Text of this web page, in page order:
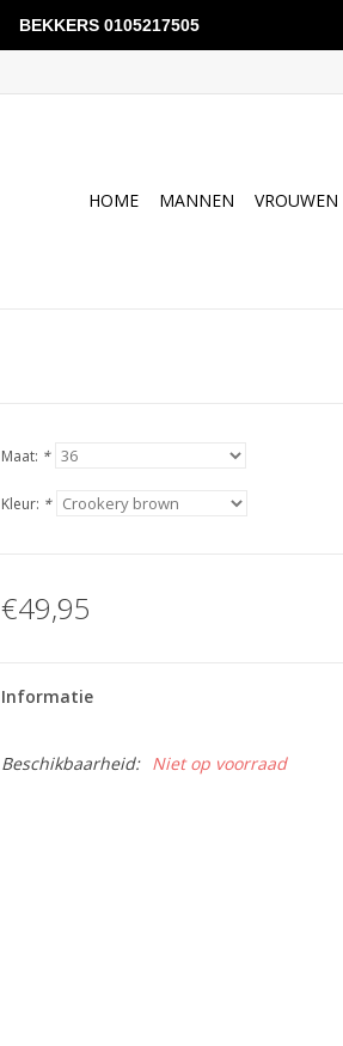
HOME MANNEN VROUWEN
Maat: *
Kleur: *
€49,95
Informatie
Beschikbaarheid: Niet op voorraad
BEKKERS 0105217505